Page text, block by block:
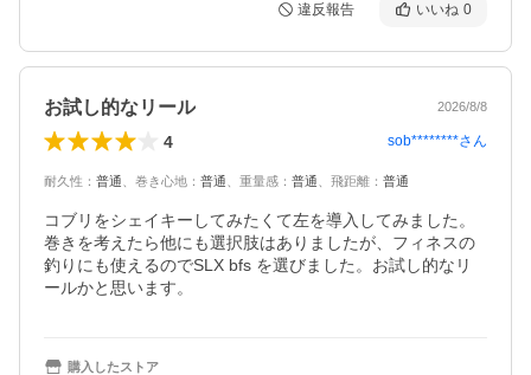
違反報告 いいね 0
お試し的なリール 2026/8/8
4 sob********さん
耐久性 ： 普通 巻き心地 ： 普通 重量感 ： 普通 飛距離 ： 普通
コブリをシェイキーしてみたくて左を導入してみました。
巻きを考えたら他にも選択肢はありましたが、フィネスの
釣りにも使えるのでSLX bfs を選びました。お試し的なリ
ールかと思います。
購入したストア